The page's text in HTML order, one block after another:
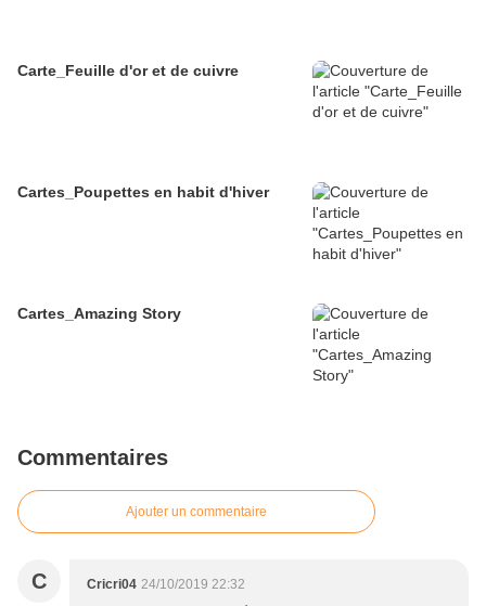
Carte_Feuille d'or et de cuivre
Cartes_Poupettes en habit d'hiver
Cartes_Amazing Story
Commentaires
Ajouter un commentaire
C Cricri04 24/10/2019 22:32